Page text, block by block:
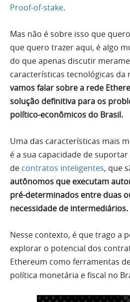
Proof-of-stake.
Mas não é sobre isso que
que quero trazer aqui, é algo
do que apenas discutir
características tecnológicas da
vamos falar sobre a rede
solução definitiva para os
político-econômicos do Brasil.
Uma das características mais
é a sua capacidade de
de contratos inteligentes, que
autônomos que executam
pré-determinados entre duas
necessidade de intermediários.
Nesse contexto, é que trago a
explorar o potencial dos
Ethereum como ferramentas
política monetária e fiscal no